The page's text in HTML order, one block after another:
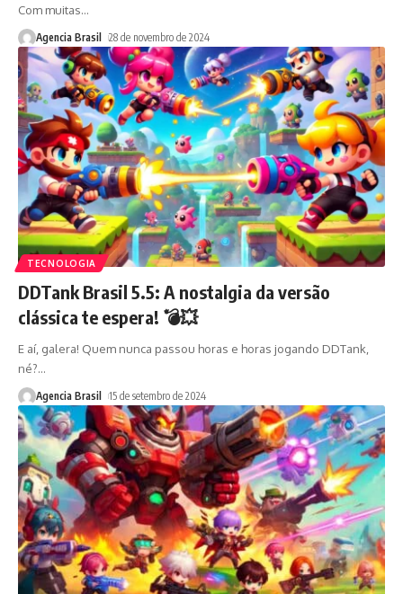
Com muitas…
Agencia Brasil 28 de novembro de 2024
TECNOLOGIA
DDTank Brasil 5.5: A nostalgia da versão
clássica te espera! 💣💥
E aí, galera! Quem nunca passou horas e horas jogando DDTank,
né?…
Agencia Brasil 15 de setembro de 2024